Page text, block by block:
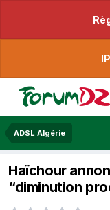
ADSL Algérie
Haïchour
“diminution